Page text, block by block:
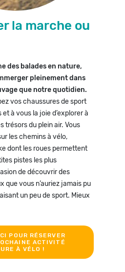
la marche ou
des balades en nature,
pleinement dans
que notre quotidien.
vos chaussures de sport
à vous la joie d’explorer à
trésors du plein air. Vous
les chemins à vélo,
dont les roues permettent
pistes les plus
de découvrir des
que vous n’auriez jamais pu
un peu de sport. Mieux
POUR RÉSERVER
ACTIVITÉ
À VÉLO !